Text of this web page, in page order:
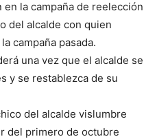
la campaña de reelección
del alcalde con quien
campaña pasada.
una vez que el alcalde se
y se restablezca de su
del alcalde vislumbre
del primero de octubre